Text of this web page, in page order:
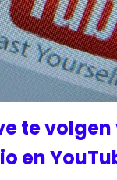
te
en